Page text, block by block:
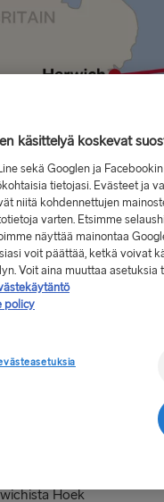
ja
kyytiin.
baareja.
välillä
Hoek
käsittelyä koskevat
sekä Googlen ja
tietojasi. Evästeet ja
niitä kohdennettujen
varten. Etsimme
näyttää mainontaa
voit päättää, ketkä voivat
Voit aina muuttaa
policy